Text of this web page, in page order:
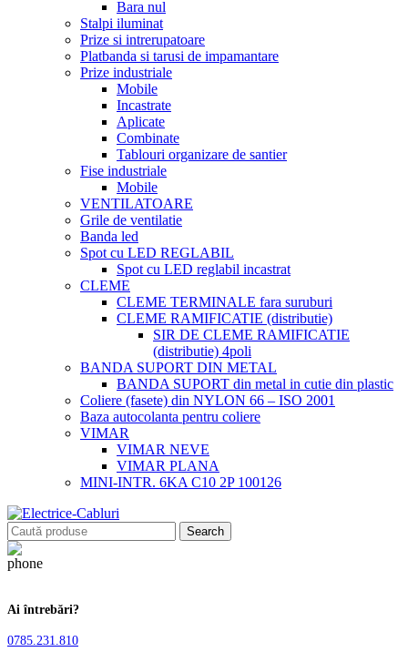
Bara nul
Stalpi iluminat
Prize si intrerupatoare
Platbanda si tarusi de impamantare
Prize industriale
Mobile
Incastrate
Aplicate
Combinate
Tablouri organizare de santier
Fise industriale
Mobile
VENTILATOARE
Grile de ventilatie
Banda led
Spot cu LED REGLABIL
Spot cu LED reglabil incastrat
CLEME
CLEME TERMINALE fara suruburi
CLEME RAMIFICATIE (distributie)
SIR DE CLEME RAMIFICATIE
(distributie) 4poli
BANDA SUPORT DIN METAL
BANDA SUPORT din metal in cutie din plastic
Coliere (fasete) din NYLON 66 – ISO 2001
Baza autocolanta pentru coliere
VIMAR
VIMAR NEVE
VIMAR PLANA
MINI-INTR. 6KA C10 2P 100126
Search
Ai întrebări?
0785.231.810